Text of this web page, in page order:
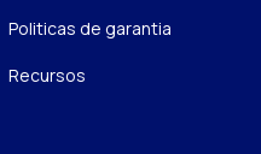
Politicas de garantia
Recursos